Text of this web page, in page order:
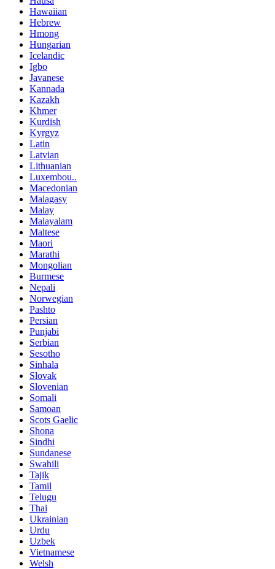
Hawaiian
Hebrew
Hmong
Hungarian
Icelandic
Igbo
Javanese
Kannada
Kazakh
Khmer
Kurdish
Kyrgyz
Latin
Latvian
Lithuanian
Luxembou..
Macedonian
Malagasy
Malay
Malayalam
Maltese
Maori
Marathi
Mongolian
Burmese
Nepali
Norwegian
Pashto
Persian
Punjabi
Serbian
Sesotho
Sinhala
Slovak
Slovenian
Somali
Samoan
Scots Gaelic
Shona
Sindhi
Sundanese
Swahili
Tajik
Tamil
Telugu
Thai
Ukrainian
Urdu
Uzbek
Vietnamese
Welsh